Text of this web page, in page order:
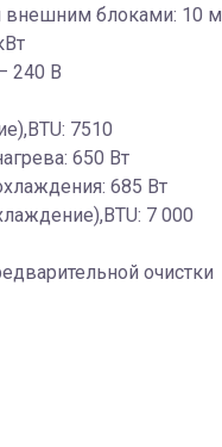
внешним блоками: 10 м
240 В
7510
650 Вт
685 Вт
7 000
очистки